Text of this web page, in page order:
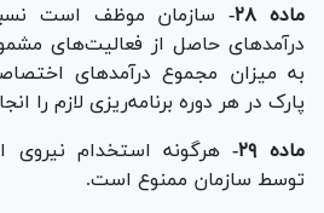
ماده ۲۸-
سازمان موظف است
درآمد‌های حاصل از فعالیت‌های
به میزان مجموع درآمد‌های
پارک در هر دوره برنامه‌ریزی لازم را
ماده ۲۹-
هرگونه استخدام نیروی
توسط سازمان ممنوع است.